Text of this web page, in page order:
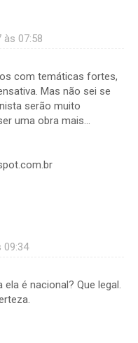
às 07:58
com temáticas fortes,
Mas não sei se
serão muito
uma obra mais...
09:34
é nacional? Que legal.